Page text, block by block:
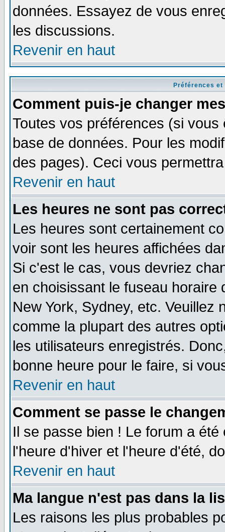
données. Essayez de vous
les discussions.
Revenir en haut
Préférences
Comment puis-je changer
Toutes vos préférences (si
base de données. Pour les
des pages). Ceci vous
Revenir en haut
Les heures ne sont pas
Les heures sont certainement
voir sont les heures affichées
Si c'est le cas, vous devriez
en choisissant le fuseau
New York, Sydney, etc. Veuillez
comme la plupart des autres
les utilisateurs enregistrés.
bonne heure pour le faire, si
Revenir en haut
Comment se passe le
Il se passe bien ! Le forum a
l'heure d'hiver et l'heure d'été,
Revenir en haut
Ma langue n'est pas dans la
Les raisons les plus probables